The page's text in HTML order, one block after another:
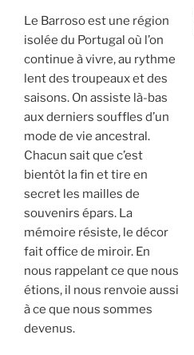
Le Barroso est une région
isolée du Portugal où l’on
continue à vivre, au rythme
lent des troupeaux et des
saisons. On assiste là-bas
aux derniers souffles d’un
mode de vie ancestral.
Chacun sait que c’est
bientôt la fin et tire en
secret les mailles de
souvenirs épars. La
mémoire résiste, le décor
fait office de miroir. En
nous rappelant ce que nous
étions, il nous renvoie aussi
à ce que nous sommes
devenus.